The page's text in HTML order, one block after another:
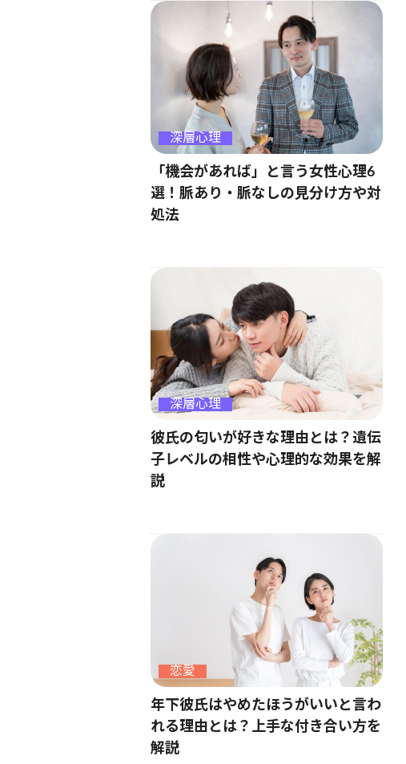
深層心理
「機会があれば」と言う女性心理6
選！脈あり・脈なしの見分け方や対
処法
深層心理
彼氏の匂いが好きな理由とは？遺伝
子レベルの相性や心理的な効果を解
説
恋愛
年下彼氏はやめたほうがいいと言わ
れる理由とは？上手な付き合い方を
解説